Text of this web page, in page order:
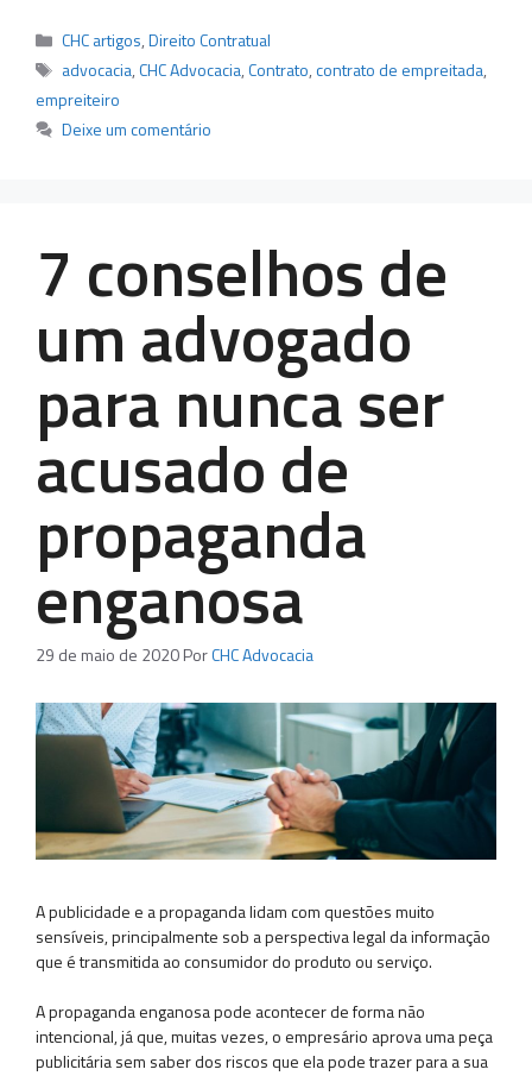
Categorias
CHC artigos,Direito Contratual
Tags
advocacia,CHC Advocacia,Contrato,contrato de empreitada,
empreiteiro
Deixe um comentário
7 conselhos de
um advogado
para nunca ser
acusado de
propaganda
enganosa
29 de maio de 2020PorCHC Advocacia
A publicidade e a propaganda lidam com questões muito
sensíveis, principalmente sob a perspectiva legal da informação
que é transmitida ao consumidor do produto ou serviço.
A propaganda enganosa pode acontecer de forma não
intencional, já que, muitas vezes, o empresário aprova uma peça
publicitária sem saber dos riscos que ela pode trazer para a sua